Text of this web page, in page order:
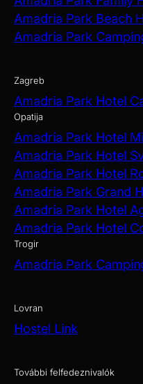
Amadria Park Beach
Amadria Park
Zagreb
Amadria Park Hotel
Opatija
Amadria Park Hotel
Amadria Park Hotel
Amadria Park Hotel
Amadria Park Grand
Amadria Park Hotel
Amadria Park Hotel
Trogir
Amadria Park
Lovran
Hostel Link
További felfedeznivalók